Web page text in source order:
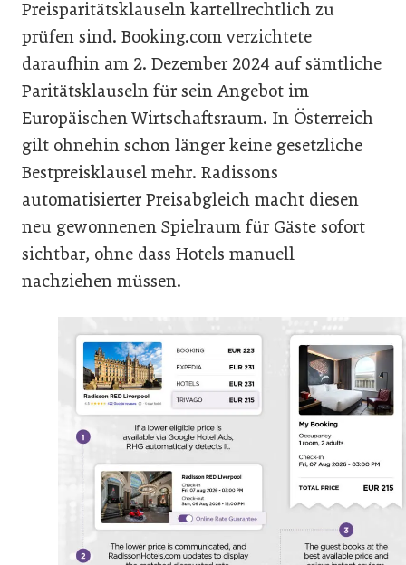
Preisparitätsklauseln kartellrechtlich zu
prüfen sind. Booking.com verzichtete
daraufhin am 2. Dezember 2024 auf sämtliche
Paritätsklauseln für sein Angebot im
Europäischen Wirtschaftsraum. In Österreich
gilt ohnehin schon länger keine gesetzliche
Bestpreisklausel mehr. Radissons
automatisierter Preisabgleich macht diesen
neu gewonnenen Spielraum für Gäste sofort
sichtbar, ohne dass Hotels manuell
nachziehen müssen.